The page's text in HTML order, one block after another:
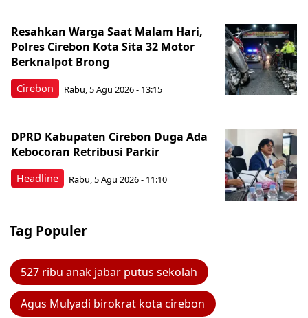
Cirebon
Resahkan Warga Saat Malam Hari,
Polres Cirebon Kota Sita 32 Motor
Berknalpot Brong
Rabu, 5 Agu 2026 - 13:15
Headline
DPRD Kabupaten Cirebon Duga Ada
Kebocoran Retribusi Parkir
Rabu, 5 Agu 2026 - 11:10
Tag Populer
527 ribu anak jabar putus sekolah
Agus Mulyadi birokrat kota cirebon